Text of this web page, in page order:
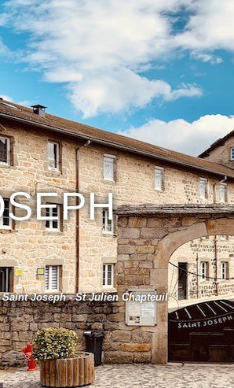
Joseph - St Julien Chapteuil